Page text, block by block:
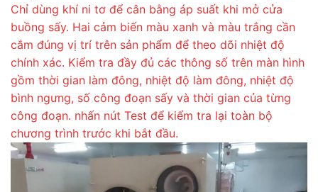
Chỉ dùng khí ni tơ để cân bằng áp suất khi mở cửa
buồng sấy. Hai cảm biến màu xanh và màu trắng cần
cắm đúng vị trí trên sản phẩm để theo dõi nhiệt độ
chính xác. Kiểm tra đầy đủ các thông số trên màn hình
gồm thời gian làm đông, nhiệt độ làm đông, nhiệt độ
bình ngưng, số công đoạn sấy và thời gian của từng
công đoạn. nhấn nút Test để kiểm tra lại toàn bộ
chương trình trước khi bắt đầu.